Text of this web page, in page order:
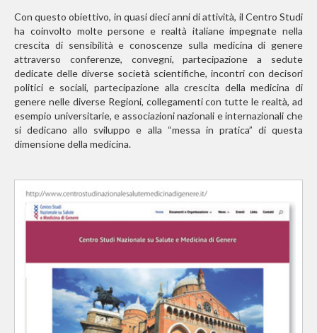
Con questo obiettivo, in quasi dieci anni di attività, il Centro Studi
ha coinvolto molte persone e realtà italiane impegnate nella
crescita di sensibilità e conoscenze sulla medicina di genere
attraverso conferenze, convegni, partecipazione a sedute
dedicate delle diverse società scientifiche, incontri con decisori
politici e sociali, partecipazione alla crescita della medicina di
genere nelle diverse Regioni, collegamenti con tutte le realtà, ad
esempio universitarie, e associazioni nazionali e internazionali che
si dedicano allo sviluppo e alla “messa in pratica” di questa
dimensione della medicina.